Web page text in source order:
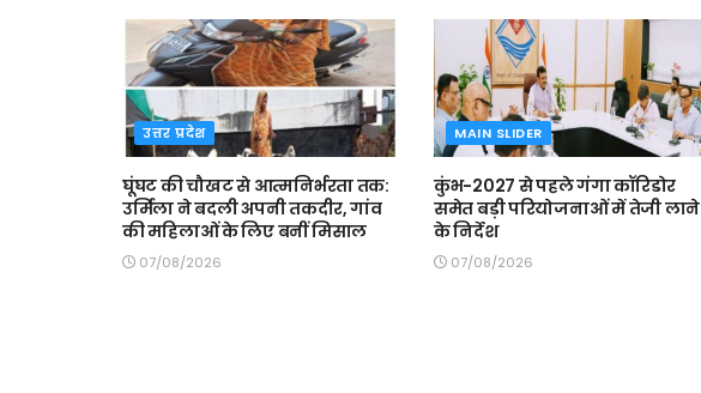
उत्तर प्रदेश
घूंघट की चौखट से आत्मनिर्भरता तक:
उर्मिला ने बदली अपनी तकदीर, गांव
की महिलाओं के लिए बनीं मिसाल
07/08/2026
MAIN SLIDER
कुंभ-2027 से पहले गंगा कॉरिडोर
समेत बड़ी परियोजनाओं में तेजी लाने
के निर्देश
07/08/2026